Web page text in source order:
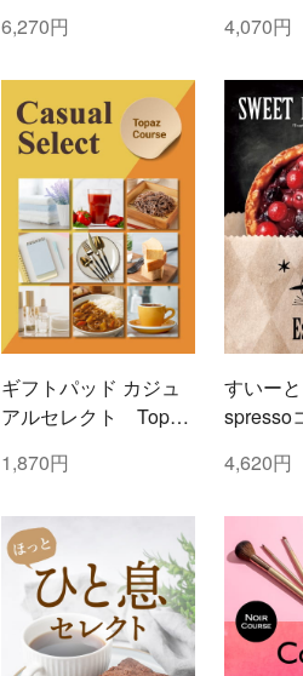
6,270円
4,070円
ギフトパッド カジュ
アルセレクト Topaz
1,870円
すいー
spresso
4,620円